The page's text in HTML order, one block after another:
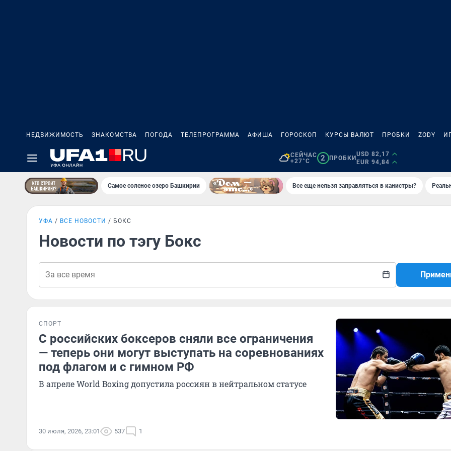
НЕДВИЖИМОСТЬ ЗНАКОМСТВА ПОГОДА ТЕЛЕПРОГРАММА АФИША ГОРОСКОП КУРСЫ ВАЛЮТ ПРОБКИ ZODY
СЕЙЧАС
+27°C
2 ПРОБКИ
USD 82,17
EUR 94,84
Самое соленое озеро Башкирии Все еще нельзя заправляться в канистры?
УФА ВСЕ НОВОСТИ БОКС
Новости по тэгу Бокс
СПОРТ
С российских боксеров сняли все ограничения
— теперь они могут выступать на соревнованиях
под флагом и с гимном РФ
В апреле World Boxing допустила россиян в нейтральном статусе
30 июля, 2026, 23:01 537 1